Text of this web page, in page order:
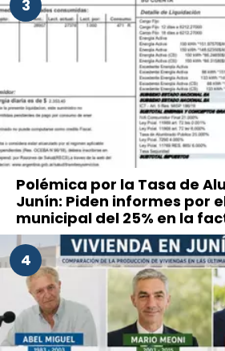
3
Polémica por la Tasa de
Junín: Piden informes por
municipal del 25% en la
4